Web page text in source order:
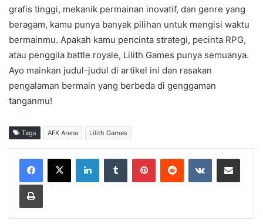
grafis tinggi, mekanik permainan inovatif, dan genre yang
beragam, kamu punya banyak pilihan untuk mengisi waktu
bermainmu. Apakah kamu pencinta strategi, pecinta RPG,
atau penggila battle royale, Lilith Games punya semuanya.
Ayo mainkan judul-judul di artikel ini dan rasakan
pengalaman bermain yang berbeda di genggaman
tanganmu!
Tags AFK Arena Lilith Games